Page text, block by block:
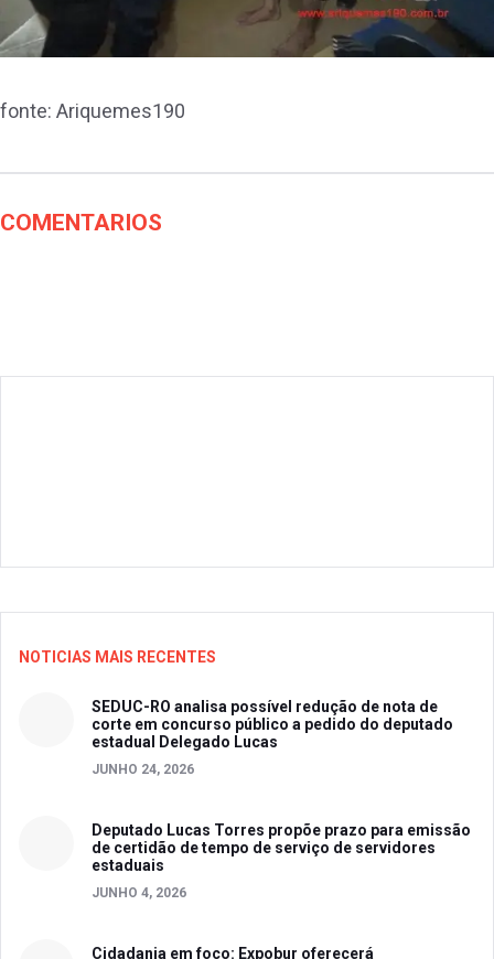
fonte: Ariquemes190
COMENTARIOS
NOTICIAS MAIS RECENTES
SEDUC-RO analisa possível redução de nota de
corte em concurso público a pedido do deputado
estadual Delegado Lucas
JUNHO 24, 2026
Deputado Lucas Torres propõe prazo para emissão
de certidão de tempo de serviço de servidores
estaduais
JUNHO 4, 2026
Cidadania em foco: Expobur oferecerá